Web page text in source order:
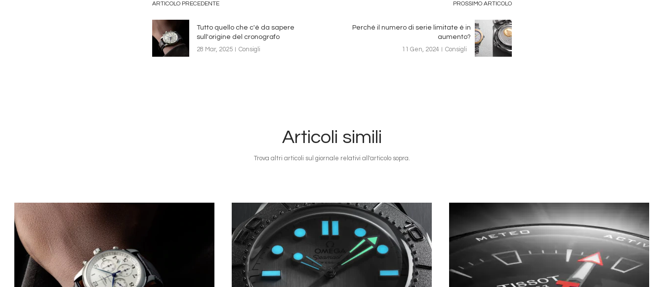
ARTICOLO PRECEDENTE
Tutto quello che c'è da sapere
sull'origine del cronografo
28 Mar, 2025
Consigli
PROSSIMO ARTICOLO
Perché il numero di serie limitate è in
aumento?
11 Gen, 2024
Consigli
Articoli simili
Trova altri articoli sul giornale relativi all'articolo sopra.
Immagine Immagine